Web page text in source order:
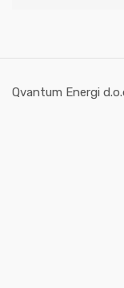
Qvantum Energi